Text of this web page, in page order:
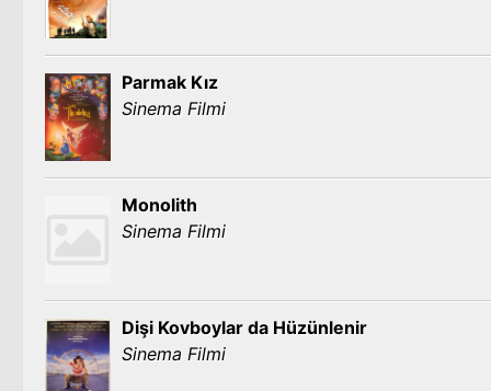
Parmak Kız
Sinema Filmi
Monolith
Sinema Filmi
Dişi Kovboylar da Hüzünlenir
Sinema Filmi